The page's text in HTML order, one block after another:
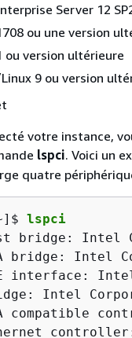
Server 12
ou une version
ou version ultérieure
9 ou version
votre instance,
lspci. Voici un
quatre
lspci
bridge: Intel
bridge: Intel
interface:
Intel
compatible